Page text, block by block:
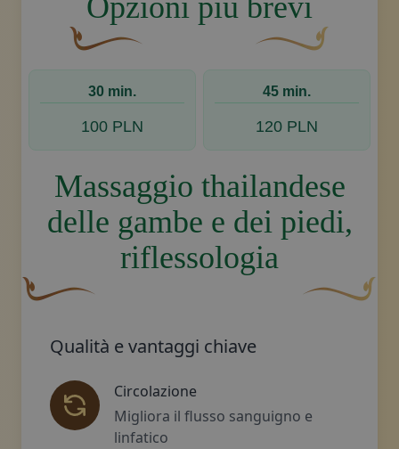
Opzioni più brevi
30 min.
100 PLN
45 min.
120 PLN
Massaggio thailandese
delle gambe e dei piedi,
riflessologia
Qualità e vantaggi chiave
Circolazione
Migliora il flusso sanguigno e
linfatico